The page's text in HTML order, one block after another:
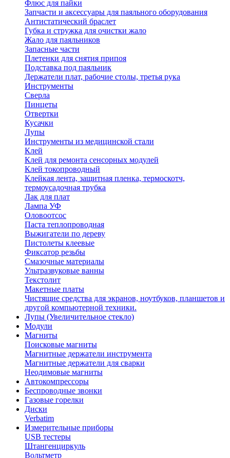
Флюс для пайки
Запчасти и аксессуары для паяльного оборудования
Антистатический браслет
Губка и стружка для очистки жало
Жало для паяльников
Запасные части
Плетенки для снятия припоя
Подставка под паяльник
Держатели плат, рабочие столы, третья рука
Инструменты
Сверла
Пинцеты
Отвертки
Кусачки
Лупы
Инструменты из медицинской стали
Клей
Клей для ремонта сенсорных модулей
Клей токопроводный
Клейкая лента, защитная пленка, термоскотч,
термоусадочная трубка
Лак для плат
Лампа УФ
Оловоотсос
Паста теплопроводная
Выжигатели по дереву
Пистолеты клеевые
Фиксатор резьбы
Смазочные материалы
Ультразвуковые ванны
Текстолит
Макетные платы
Чистящие средства для экранов, ноутбуков, планшетов и
другой компьютерной техники.
Лупы (Увеличительное стекло)
Модули
Магниты
Поисковые магниты
Магнитные держатели инструмента
Магнитные держатели для сварки
Неодимовые магниты
Автокомпрессоры
Беспроводные звонки
Газовые горелки
Диски
Verbatim
Измерительные приборы
USB тестеры
Штангенциркуль
Вольтметр